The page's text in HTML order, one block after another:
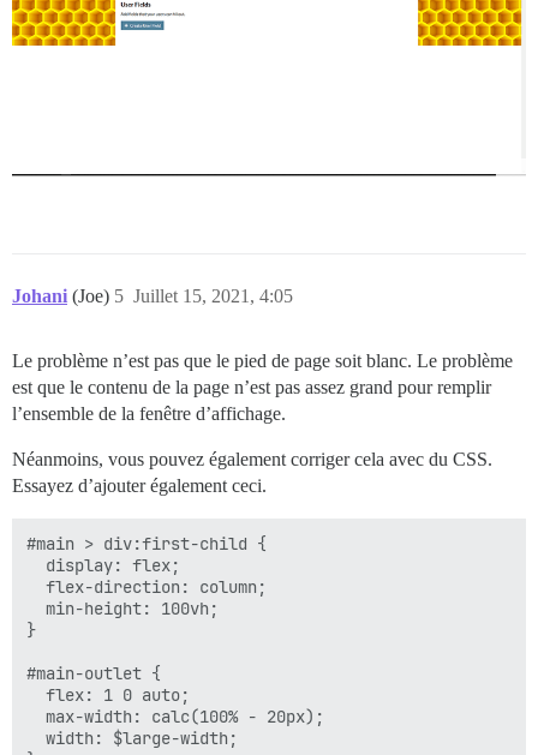
Johani (Joe) Juillet 15, 2021, 4:05
5
Le problème n’est pas que le pied de page soit blanc. Le problème
est que le contenu de la page n’est pas assez grand pour remplir
l’ensemble de la fenêtre d’affichage.
Néanmoins, vous pouvez également corriger cela avec du CSS.
Essayez d’ajouter également ceci.
#main > div:first-child {
  display: flex;
  flex-direction: column;
  min-height: 100vh;
}
#main-outlet {
  flex: 1 0 auto;
  max-width: calc(100% - 20px);
  width: $large-width;